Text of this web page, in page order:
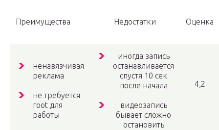
Преимущества Недостатки Оценка
ненавязчивая
реклама
не требуется
root для
работы
иногда запись
останавливается
спустя 10 сек
после начала
видеозапись
бывает сложно
остановить
4,2